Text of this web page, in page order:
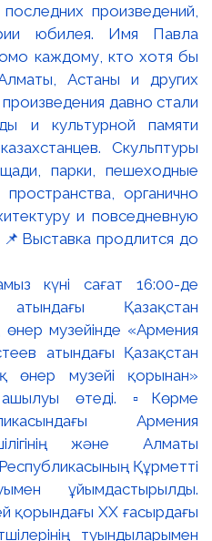
произведений,
юбилея. Имя Павла
каждому, кто хотя бы
Астаны и других
давно стали
и культурной памяти
Скульптуры
парки, пешеходные
органично
и повседневную
продлится до